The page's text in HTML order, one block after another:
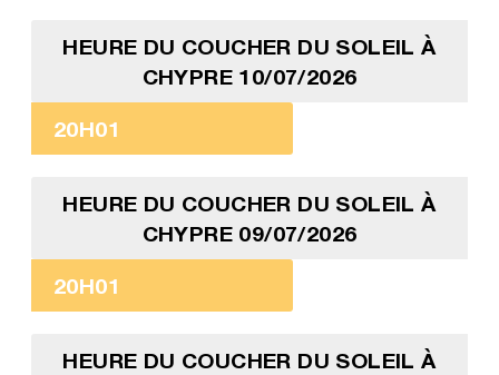
HEURE DU COUCHER DU SOLEIL À
CHYPRE 10/07/2026
20H01
HEURE DU COUCHER DU SOLEIL À
CHYPRE 09/07/2026
20H01
HEURE DU COUCHER DU SOLEIL À